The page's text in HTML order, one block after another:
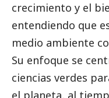
crecimiento y el
entendiendo que
medio ambiente
Su enfoque se
ciencias verdes